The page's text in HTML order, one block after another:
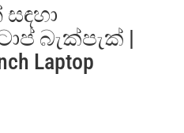
බැක්පැක් |
Laptop